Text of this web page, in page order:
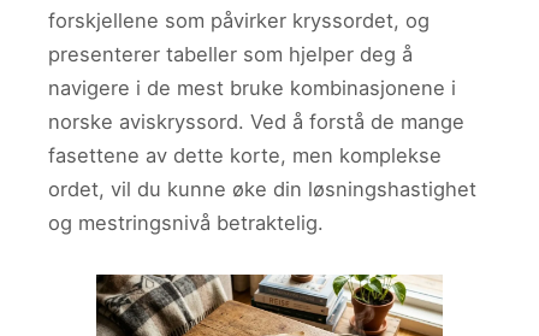
forskjellene som påvirker kryssordet, og
presenterer tabeller som hjelper deg å
navigere i de mest bruke kombinasjonene i
norske aviskryssord. Ved å forstå de mange
fasettene av dette korte, men komplekse
ordet, vil du kunne øke din løsningshastighet
og mestringsnivå betraktelig.